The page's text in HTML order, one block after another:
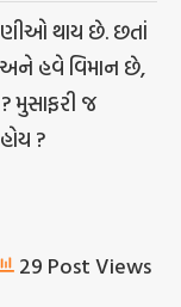
થાય છે. છતાં
હવે વિમાન છે,
મુસાફરી જ
?
29 Post Views